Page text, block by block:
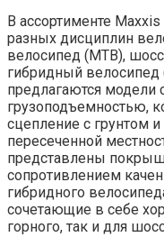
В ассортименте
разных дисциплин
велосипед (MTB),
гибридный велосипед
предлагаются модели
грузоподъемностью,
сцепление с грунтом
пересеченной
представлены
сопротивлением
гибридного
сочетающие в себе
горного, так и для